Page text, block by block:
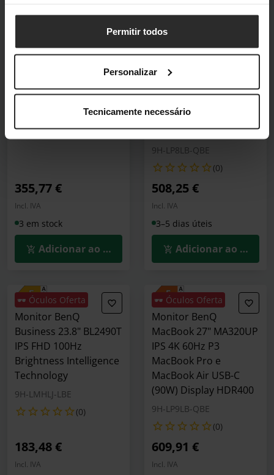
Permitir todos
Personalizar
Tecnicamente necessário
Monitor BenQ 27"
EW2790U IPS 4K 60Hz
USB-C (PD65W) DCI-P3
355,77 €
Incl. IVA
3 em stock
Adicionar ao Carrinho
Monitor BenQ
MacBook 27" MA270UP
IPS 4K 60Hz P3
MacBook Air USB-C
(90W) Display HDR400
9H-LP8LB-QBE
(0)
508,25 €
Incl. IVA
3–5 dias úteis
Adicionar ao
🕶️ Óculos Oferta
Monitor BenQ
Business 23.8" BL2490T
IPS FHD 100Hz
Brightness Intelligence
Technology
9H-LMHLJ-LBE
(0)
183,48 €
Incl. IVA
🕶️ Óculos Oferta
Monitor BenQ
MacBook 27" MA320UP
IPS 4K 60Hz P3
MacBook Pro e
MacBook Air USB-C
(90W) Display HDR400
9H-LP9LB-QBE
(0)
609,91 €
Incl. IVA